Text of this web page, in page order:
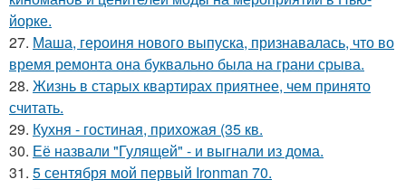
йорке.
27. Маша, героиня нового выпуска, признавалась, что во
время ремонта она буквально была на грани срыва.
28. Жизнь в старых квартирах приятнее, чем принято
считать.
29. Кухня - гостиная, прихожая (35 кв.
30. Её назвали "Гулящей" - и выгнали из дома.
31. 5 сентября мой первый Ironman 70.